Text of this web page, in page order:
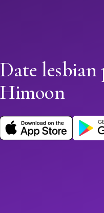
Date
Himoon